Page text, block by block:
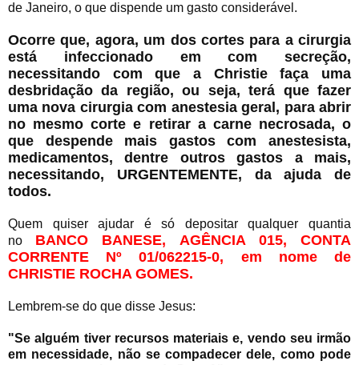
de Janeiro, o que dispende um gasto considerável.
Ocorre que, agora, um dos cortes para a cirurgia
está infeccionado em com secreção,
necessitando com que a Christie faça uma
desbridação da região, ou seja, terá que fazer
uma nova cirurgia com anestesia geral, para abrir
no mesmo corte e retirar a carne necrosada, o
que despende mais gastos com anestesista,
medicamentos, dentre outros gastos a mais,
necessitando, URGENTEMENTE, da ajuda de
todos.
Quem quiser ajudar é só depositar qualquer quantia
no BANCO BANESE, AGÊNCIA 015, CONTA
CORRENTE Nº 01/062215-0, em nome de
CHRISTIE ROCHA GOMES.
Lembrem-se do que disse Jesus:
"Se alguém tiver recursos materiais e, vendo seu irmão
em necessidade, não se compadecer dele, como pode